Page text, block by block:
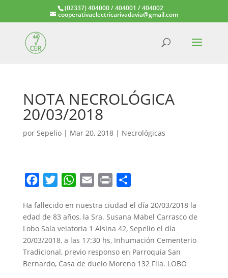
(02337) 404000 / 404001 / 404002
cooperativaelectricarivadavia@gmail.com
NOTA NECROLÓGICA
20/03/2018
por Sepelio| Mar 20, 2018| Necrológicas
c
e
b
o
o
i
t
t
e
r
W
a
t
s
A
p
a
i
l
i
n
t
m
p
a
r
t
Ha fallecido en nuestra ciudad el día 20/03/2018 la
edad de 83 años, la Sra. Susana Mabel Carrasco de
Lobo Sala velatoria 1 Alsina 42, Sepelio el día
20/03/2018, a las 17:30 hs, Inhumación Cementerio
Tradicional, previo responso en Parroquia San
Bernardo, Casa de duelo Moreno 132 Flia. LOBO